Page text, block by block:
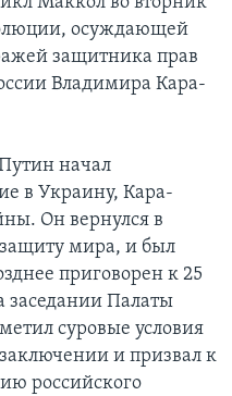
осуждающей
защитника прав
Владимира Кара-
начал
в Украину, Кара-
Он вернулся в
мира, и был
приговорен к 25
заседании Палаты
суровые условия
и призвал к
российского